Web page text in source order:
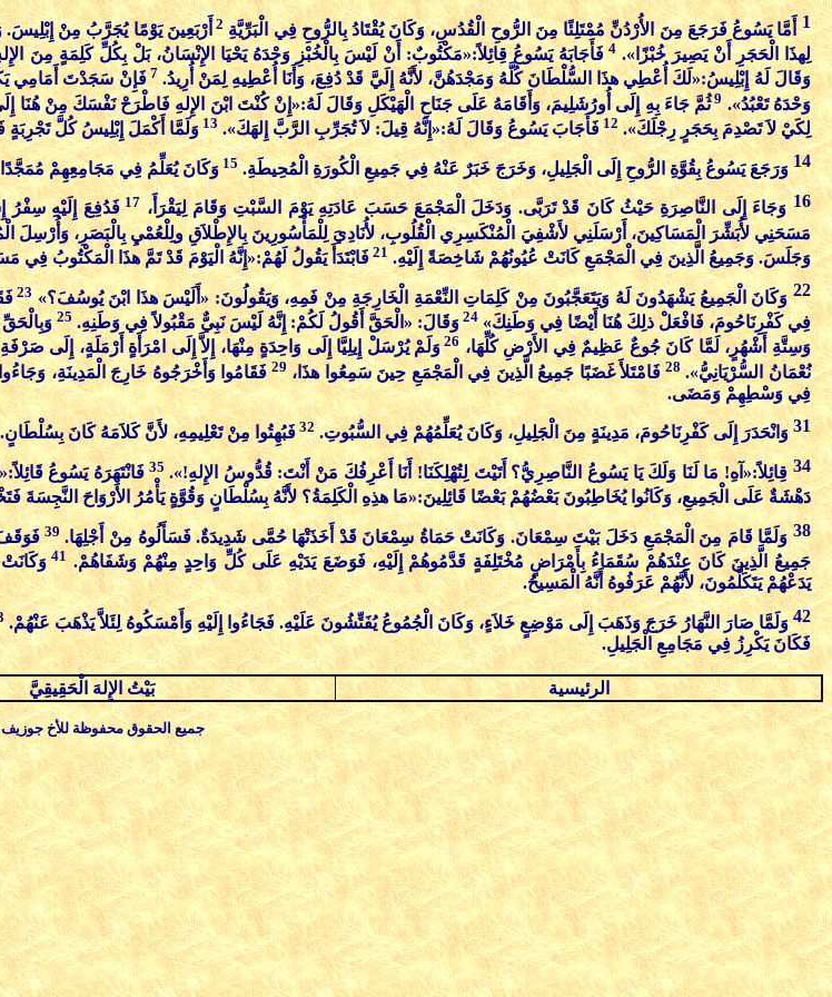
1 أَمَّا يَسُوعُ فَرَجَعَ مِنَ الأُرْدُنِّ مُمْتَلِئًا مِنَ الرُّوحِ الْقُدُسِ، وَكَانَ يُقْتَادُ بِالرُّوحِ فِي الْبَرِّيَّةِ2 أَرْبَعِينَ يَوْمًا يُجَرَّبُ مِنْ إِبْلِيسَ.
لِهذَا الْحَجَرِ أَنْ يَصِيرَ خُبْزًا».4 فَأَجَابَهُ يَسُوعُ قِائِلاً:«مَكْتُوبٌ: أَنْ لَيْسَ بِالْخُبْزِ وَحْدَهُ يَحْيَا الإِنْسَانُ، بَلْ بِكُلِّ كَلِمَةٍ مِنَ
وَقَالَ لَهُ إِبْلِيسُ:«لَكَ أُعْطِي هذَا السُّلْطَانَ كُلَّهُ وَمَجْدَهُنَّ، لأَنَّهُ إِلَيَّ قَدْ دُفِعَ، وَأَنَا أُعْطِيهِ لِمَنْ أُرِيدُ.7 فَإِنْ سَجَدْتَ أَمَامِي
وَحْدَهُ تَعْبُدُ».9 ثُمَّ جَاءَ بِهِ إِلَى أُورُشَلِيمَ، وَأَقَامَهُ عَلَى جَنَاحِ الْهَيْكَلِ وَقَالَ لَهُ:«إِنْ كُنْتَ ابْنَ الإِلهِ فَاطْرَحْ نَفْسَكَ مِنْ هُنَا
لِكَيْ لاَ تَصْدِمَ بِحَجَرٍ رِجْلَكَ».12 فَأَجَابَ يَسُوعُ وَقَالَ لَهُ:«إِنَّهُ قِيلَ: لاَ تُجَرِّبِ الرَّبَّ إِلهَكَ».13 وَلَمَّا أَكْمَلَ إِبْلِيسُ كُلَّ تَجْرِبَةٍ
14 وَرَجَعَ يَسُوعُ بِقُوَّةِ الرُّوحِ إِلَى الْجَلِيلِ، وَخَرَجَ خَبَرٌ عَنْهُ فِي جَمِيعِ الْكُورَةِ الْمُحِيطَةِ.15 وَكَانَ يُعَلِّمُ فِي مَجَامِعِهِمْ
16 وَجَاءَ إِلَى النَّاصِرَةِ حَيْثُ كَانَ قَدْ تَرَبَّى. وَدَخَلَ الْمَجْمَعَ حَسَبَ عَادَتِهِ يَوْمَ السَّبْتِ وَقَامَ لِيَقْرَأَ،17 فَدُفِعَ إِلَيْهِ سِفْرُ
مَسَحَنِي لأُبَشِّرَ الْمَسَاكِينَ، أَرْسَلَنِي لأَشْفِيَ الْمُنْكَسِرِي الْقُلُوبِ، لأُنَادِيَ لِلْمَأْسُورِينَ بِالإِطْلاَقِ ولِلْعُمْيِ بِالْبَصَرِ، وَأُرْسِلَ
وَجَلَسَ. وَجَمِيعُ الَّذِينَ فِي الْمَجْمَعِ كَانَتْ عُيُونُهُمْ شَاخِصَةً إِلَيْهِ.21 فَابْتَدَأَ يَقُولُ لَهُمْ:«إِنَّهُ الْيَوْمَ قَدْ تَمَّ هذَا الْمَكْتُوبُ فِي
22 وَكَانَ الْجَمِيعُ يَشْهَدُونَ لَهُ وَيَتَعَجَّبُونَ مِنْ كَلِمَاتِ النِّعْمَةِ الْخَارِجَةِ مِنْ فَمِهِ، وَيَقُولُونَ: «أَلَيْسَ هذَا ابْنَ يُوسُفَ؟»23
فِي كَفْرِنَاحُومَ، فَافْعَلْ ذلِكَ هُنَا أَيْضًا فِي وَطَنِكَ»24 وَقَالَ: «الْحَقَّ أَقُولُ لَكُمْ: إِنَّهُ لَيْسَ نَبِيٌّ مَقْبُولاً فِي وَطَنِهِ.25
وَسِتَّةِ أَشْهُرٍ، لَمَّا كَانَ جُوعٌ عَظِيمٌ فِي الأَرْضِ كُلِّهَا،26 وَلَمْ يُرْسَلْ إِيلِيَّا إِلَى وَاحِدَةٍ مِنْهَا، إِلاَّ إِلَى امْرَأَةٍ أَرْمَلَةٍ، إِلَى
نُعْمَانُ السُّرْيَانِيُّ».28 فَامْتَلأَ غَضَبًا جَمِيعُ الَّذِينَ فِي الْمَجْمَعِ حِينَ سَمِعُوا هذَا،29 فَقَامُوا وَأَخْرَجُوهُ خَارِجَ الْمَدِينَةِ،
فِي وَسْطِهِمْ وَمَضَى.
31 وَانْحَدَرَ إِلَى كَفْرِنَاحُومَ، مَدِينَةٍ مِنَ الْجَلِيلِ، وَكَانَ يُعَلِّمُهُمْ فِي السُّبُوتِ.32 فَبُهِتُوا مِنْ تَعْلِيمِهِ، لأَنَّ كَلاَمَهُ كَانَ
34 قِائِلاً:«آهِ! مَا لَنَا وَلَكَ يَا يَسُوعُ النَّاصِرِيُّ؟ أَتَيْتَ لِتُهْلِكَنَا! أَنَا أَعْرِفُكَ مَنْ أَنْتَ: قُدُّوسُ الإِلهِ!».35 فَانْتَهَرَهُ يَسُوعُ
دَهْشَةٌ عَلَى الْجَمِيعِ، وَكَانُوا يُخَاطِبُونَ بَعْضُهُمْ بَعْضًا قَائِلِينَ:«مَا هذِهِ الْكَلِمَةُ؟ لأَنَّهُ بِسُلْطَانٍ وَقُوَّةٍ يَأْمُرُ الأَرْوَاحَ النَّجِسَةَ
38 وَلَمَّا قَامَ مِنَ الْمَجْمَعِ دَخَلَ بَيْتَ سِمْعَانَ. وَكَانَتْ حَمَاةُ سِمْعَانَ قَدْ أَخَذَتْهَا حُمَّى شَدِيدَةٌ. فَسَأَلُوهُ مِنْ أَجْلِهَا.39 فَوَقَفَ
جَمِيعُ الَّذِينَ كَانَ عِنْدَهُمْ سُقَمَاءُ بِأَمْرَاضٍ مُخْتَلِفَةٍ قَدَّمُوهُمْ إِلَيْهِ، فَوَضَعَ يَدَيْهِ عَلَى كُلِّ وَاحِدٍ مِنْهُمْ وَشَفَاهُمْ.41
يَدَعْهُمْ يَتَكَلَّمُونَ، لأَنَّهُمْ عَرَفُوهُ أَنَّهُ الْمَسِيحُ.
42 وَلَمَّا صَارَ النَّهَارُ خَرَجَ وَذَهَبَ إِلَى مَوْضِعٍ خَلاَءٍ، وَكَانَ الْجُمُوعُ يُفَتِّشُونَ عَلَيْهِ. فَجَاءُوا إِلَيْهِ وَأَمْسَكُوهُ لِئَلاَّ يَذْهَبَ عَنْهُمْ.
فَكَانَ يَكْرِزُ فِي مَجَامِعِ الْجَلِيلِ.
الرئيسية بَيْتُ الإِلهَ الْحَقِيقِيَّ
جميع الحقوق محفوظة للأخ